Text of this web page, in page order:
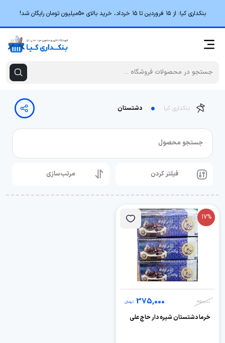
بنکداری کیا؛ از ۱۵ فروردین تا ۱۵ خرداد، خرید بالای 50میلیون تومان رایگان شد!
بنکداری کیا دشتستان
جستجو محصول
فیلتر کردن مرتب‌سازی
17%
450,000
375,000 تومان
خرما دشتستان شیره دار حاج علی